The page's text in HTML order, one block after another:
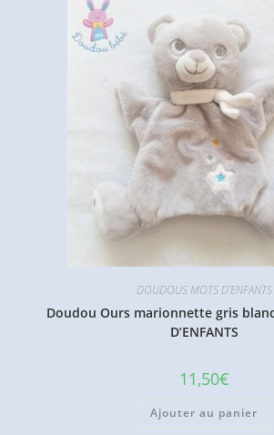
DOUDOUS MOTS D'ENFANTS
Doudou Ours marionnette gris
D’ENFANTS
11,50€
Ajouter au panier